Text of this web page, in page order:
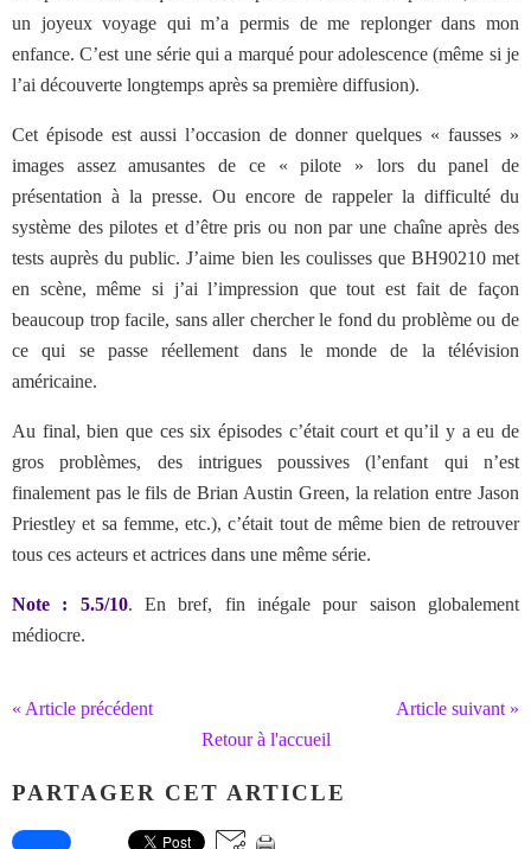
un joyeux voyage qui m’a permis de me replonger dans mon
enfance. C’est une série qui a marqué pour adolescence (même si je
l’ai découverte longtemps après sa première diffusion).
Cet épisode est aussi l’occasion de donner quelques « fausses »
images assez amusantes de ce « pilote » lors du panel de
présentation à la presse. Ou encore de rappeler la difficulté du
système des pilotes et d’être pris ou non par une chaîne après des
tests auprès du public. J’aime bien les coulisses que BH90210 met
en scène, même si j’ai l’impression que tout est fait de façon
beaucoup trop facile, sans aller chercher le fond du problème ou de
ce qui se passe réellement dans le monde de la télévision
américaine.
Au final, bien que ces six épisodes c’était court et qu’il y a eu de
gros problèmes, des intrigues poussives (l’enfant qui n’est
finalement pas le fils de Brian Austin Green, la relation entre Jason
Priestley et sa femme, etc.), c’était tout de même bien de retrouver
tous ces acteurs et actrices dans une même série.
Note : 5.5/10. En bref, fin inégale pour saison globalement
médiocre.
« Article précédent
Article suivant »
Retour à l'accueil
PARTAGER CET ARTICLE